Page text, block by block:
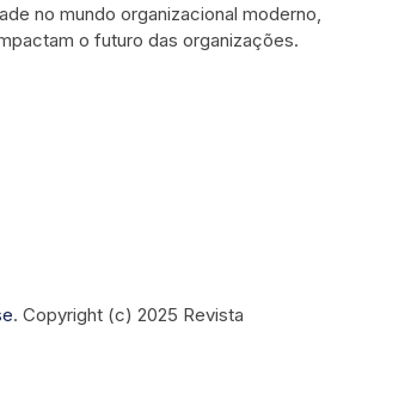
no mundo organizacional moderno,
o futuro das organizações.
. Copyright (c) 2025 Revista